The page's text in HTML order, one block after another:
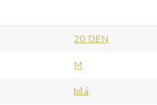
20 DEN
M
bílá